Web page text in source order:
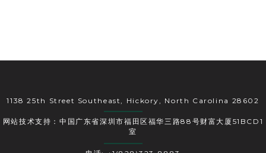
1138 25th Street Southeast, Hickory, North Carolina 28602
网站技术支持：中国广东省深圳市福田区福华三路88号财富大厦51BCD1
室